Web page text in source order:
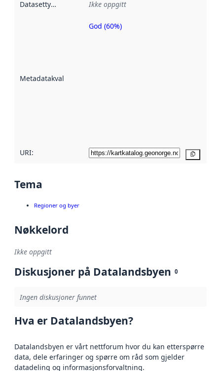
Datasettype Ikke oppgitt
Metadatakvalitet
Metadatakvalitet
God (60%)
URI:
Tema
Regioner og byer
Nøkkelord
Ikke oppgitt
Diskusjoner på Datalandsbyen 0
Ingen diskusjoner funnet
Hva er Datalandsbyen?
Datalandsbyen er vårt nettforum hvor du kan etterspørre
data, dele erfaringer og spørre om råd som gjelder
datadeling og informasjonsforvaltning.